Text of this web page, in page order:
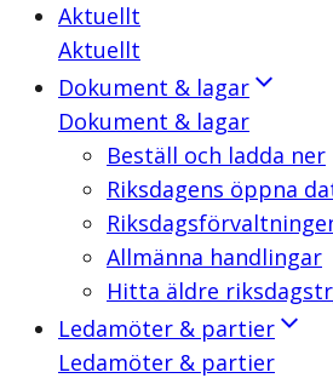
Aktuellt
Aktuellt
Dokument & lagar
Dokument & lagar
Beställ och ladda ner
Riksdagens öppna
Allmänna handlingar
Hitta äldre
Ledamöter & partier
Ledamöter & partier